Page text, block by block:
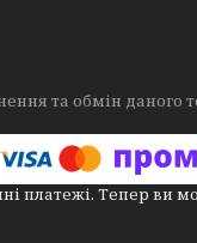
та обмін даного
платежі. Тепер ви